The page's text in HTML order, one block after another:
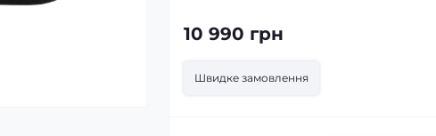
10 990 грн
Швидке замовлення